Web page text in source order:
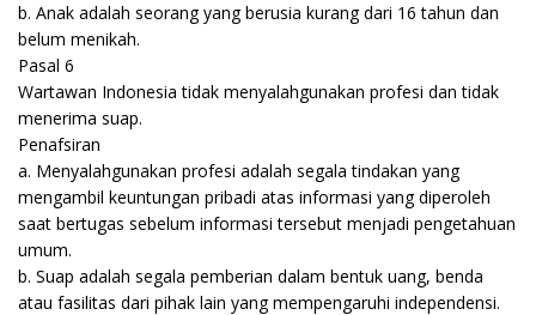
b. Anak adalah seorang yang berusia kurang dari 16 tahun dan
belum menikah.
Pasal 6
Wartawan Indonesia tidak menyalahgunakan profesi dan tidak
menerima suap.
Penafsiran
a. Menyalahgunakan profesi adalah segala tindakan yang
mengambil keuntungan pribadi atas informasi yang diperoleh
saat bertugas sebelum informasi tersebut menjadi pengetahuan
umum.
b. Suap adalah segala pemberian dalam bentuk uang, benda
atau fasilitas dari pihak lain yang mempengaruhi independensi.